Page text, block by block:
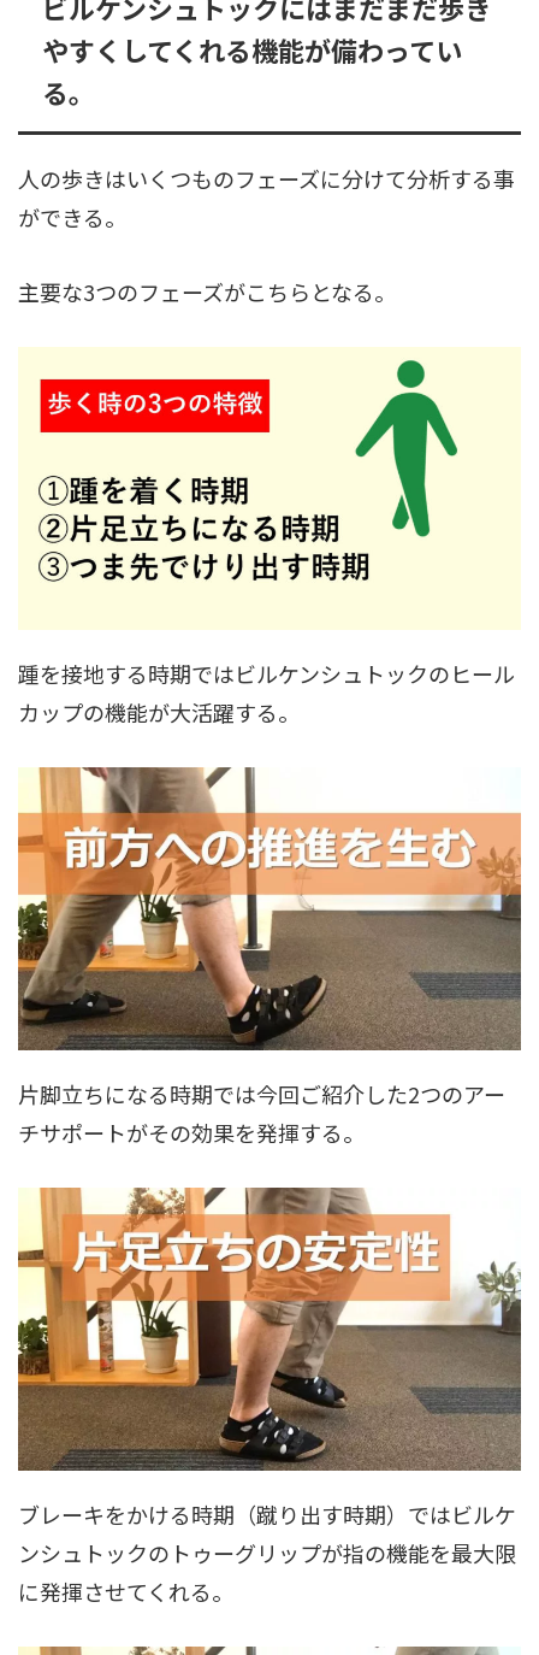
やすくしてくれる機能が備わってい
る。
人の歩きはいくつものフェーズに分けて分析する事
ができる。
主要な3つのフェーズがこちらとなる。
踵を接地する時期ではビルケンシュトックのヒール
カップの機能が大活躍する。
片脚立ちになる時期では今回ご紹介した2つのアー
チサポートがその効果を発揮する。
ブレーキをかける時期（蹴り出す時期）ではビルケ
ンシュトックのトゥーグリップが指の機能を最大限
に発揮させてくれる。